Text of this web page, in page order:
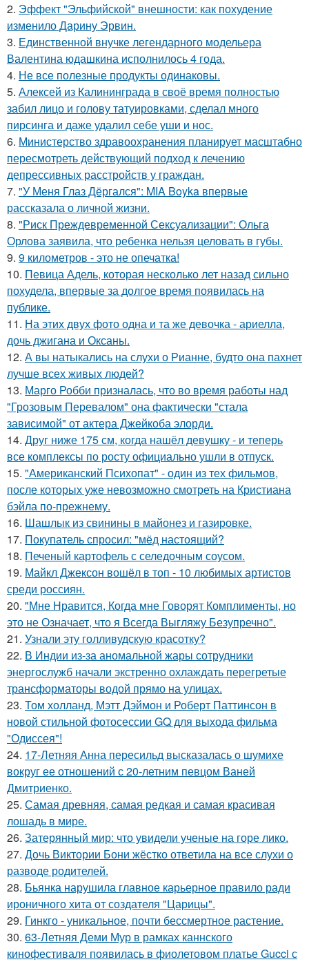
2. Эффект "Эльфийской" внешности: как похудение
изменило Дарину Эрвин.
3. Единственной внучке легендарного модельера
Валентина юдашкина исполнилось 4 года.
4. Не все полезные продукты одинаковы.
5. Алексей из Калининграда в своё время полностью
забил лицо и голову татуировками, сделал много
пирсинга и даже удалил себе уши и нос.
6. Министерство здравоохранения планирует масштабно
пересмотреть действующий подход к лечению
депрессивных расстройств у граждан.
7. "У Меня Глаз Дёргался": MIA Boyka впервые
рассказала о личной жизни.
8. "Риск Преждевременной Сексуализации": Ольга
Орлова заявила, что ребенка нельзя целовать в губы.
9. 9 километров - это не опечатка!
10. Певица Адель, которая несколько лет назад сильно
похудела, впервые за долгое время появилась на
публике.
11. На этих двух фото одна и та же девочка - ариелла,
дочь джигана и Оксаны.
12. А вы натыкались на слухи о Рианне, будто она пахнет
лучше всех живых людей?
13. Марго Робби призналась, что во время работы над
"Грозовым Перевалом" она фактически "стала
зависимой" от актера Джейкоба элорди.
14. Друг ниже 175 см, когда нашёл девушку - и теперь
все комплексы по росту официально ушли в отпуск.
15. "Американский Психопат" - один из тех фильмов,
после которых уже невозможно смотреть на Кристиана
бэйла по-прежнему.
16. Шашлык из свинины в майонез и газировке.
17. Покупатель спросил: "мёд настоящий?
18. Печеный картофель с селедочным соусом.
19. Майкл Джексон вошёл в топ - 10 любимых артистов
среди россиян.
20. "Мне Нравится, Когда мне Говорят Комплименты, но
это не Означает, что я Всегда Выгляжу Безупречно".
21. Узнали эту голливудскую красотку?
22. В Индии из-за аномальной жары сотрудники
энергослужб начали экстренно охлаждать перегретые
трансформаторы водой прямо на улицах.
23. Том холланд, Мэтт Дэймон и Роберт Паттинсон в
новой стильной фотосессии GQ для выхода фильма
"Одиссея"!
24. 17-Летняя Анна пересильд высказалась о шумихе
вокруг ее отношений с 20-летним певцом Ваней
Дмитриенко.
25. Самая древняя, самая редкая и самая красивая
лошадь в мире.
26. Затерянный мир: что увидели ученые на горе лико.
27. Дочь Виктории Бони жёстко ответила на все слухи о
разводе родителей.
28. Бьянка нарушила главное карьерное правило ради
ироничного хита от создателя "Царицы".
29. Гинкго - уникальное, почти бессмертное растение.
30. 63-Летняя Деми Мур в рамках каннского
кинофестиваля появилась в фиолетовом платье Gucci с